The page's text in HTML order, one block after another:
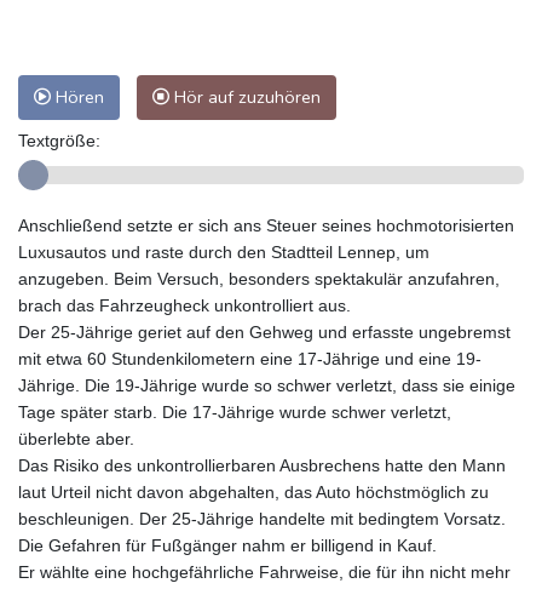
Hören Hör auf zuzuhören
Textgröße:
Anschließend setzte er sich ans Steuer seines hochmotorisierten
Luxusautos und raste durch den Stadtteil Lennep, um
anzugeben. Beim Versuch, besonders spektakulär anzufahren,
brach das Fahrzeugheck unkontrolliert aus.
Der 25-Jährige geriet auf den Gehweg und erfasste ungebremst
mit etwa 60 Stundenkilometern eine 17-Jährige und eine 19-
Jährige. Die 19-Jährige wurde so schwer verletzt, dass sie einige
Tage später starb. Die 17-Jährige wurde schwer verletzt,
überlebte aber.
Das Risiko des unkontrollierbaren Ausbrechens hatte den Mann
laut Urteil nicht davon abgehalten, das Auto höchstmöglich zu
beschleunigen. Der 25-Jährige handelte mit bedingtem Vorsatz.
Die Gefahren für Fußgänger nahm er billigend in Kauf.
Er wählte eine hochgefährliche Fahrweise, die für ihn nicht mehr